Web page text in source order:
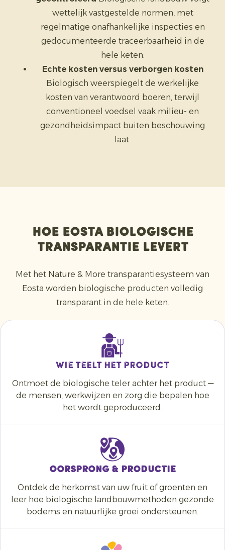
wettelijk vastgestelde normen, met
regelmatige onafhankelijke inspecties en
gedocumenteerde traceerbaarheid in de
hele keten.
Echte kosten versus verborgen kosten
Biologisch weerspiegelt de werkelijke
kosten van verantwoord boeren, terwijl
conventioneel voedsel vaak milieu- en
gezondheidsimpact buiten beschouwing
laat.
Hoe Eosta Biologische
Transparantie Levert
Met het Nature & More transparantiesysteem van
Eosta worden biologische producten volledig
transparant in de hele keten.
Wie teelt het product
Ontmoet de biologische teler achter het product —
de mensen, werkwijzen en zorg die bepalen hoe
het wordt geproduceerd.
oorsprong & productie
Ontdek de herkomst van uw fruit of groenten en
leer hoe biologische landbouwmethoden gezonde
bodems en natuurlijke groei ondersteunen.